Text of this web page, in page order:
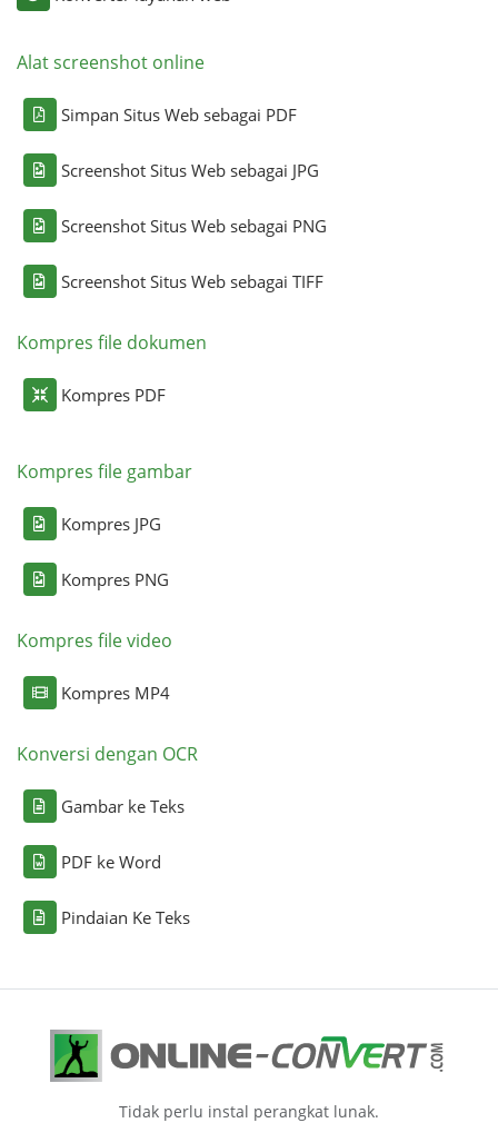
Alat screenshot online
Simpan Situs Web sebagai PDF
Screenshot Situs Web sebagai JPG
Screenshot Situs Web sebagai PNG
Screenshot Situs Web sebagai TIFF
Kompres file dokumen
Kompres PDF
Kompres file gambar
Kompres JPG
Kompres PNG
Kompres file video
Kompres MP4
Konversi dengan OCR
Gambar ke Teks
PDF ke Word
Pindaian Ke Teks
Tidak perlu instal perangkat lunak.